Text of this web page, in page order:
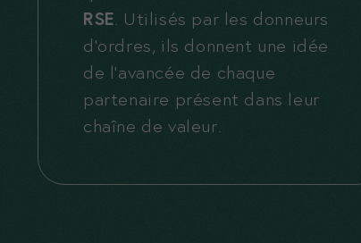
RSE. Utilisés par les donneurs
d’ordres, ils donnent une idée
de l’avancée de chaque
partenaire présent dans leur
chaîne de valeur.